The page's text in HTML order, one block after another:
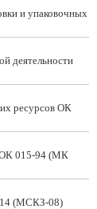
и упаковочных
деятельности
ресурсов ОК
ОК 015-94 (МК
(МСКЗ-08)